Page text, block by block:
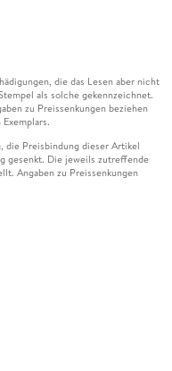
die das Lesen aber nicht
als solche gekennzeichnet.
zu Preissenkungen beziehen
die Preisbindung dieser Artikel
gesenkt. Die jeweils zutreffende
Angaben zu Preissenkungen